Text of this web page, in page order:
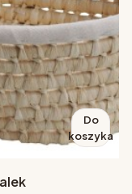
Do
koszyka